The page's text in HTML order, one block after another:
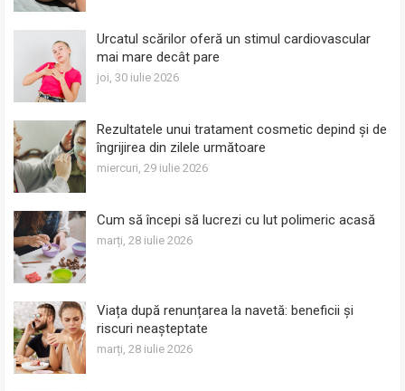
Urcatul scărilor oferă un stimul cardiovascular
mai mare decât pare
joi, 30 iulie 2026
Rezultatele unui tratament cosmetic depind și de
îngrijirea din zilele următoare
miercuri, 29 iulie 2026
Cum să începi să lucrezi cu lut polimeric acasă
marți, 28 iulie 2026
Viața după renunțarea la navetă: beneficii și
riscuri neașteptate
marți, 28 iulie 2026